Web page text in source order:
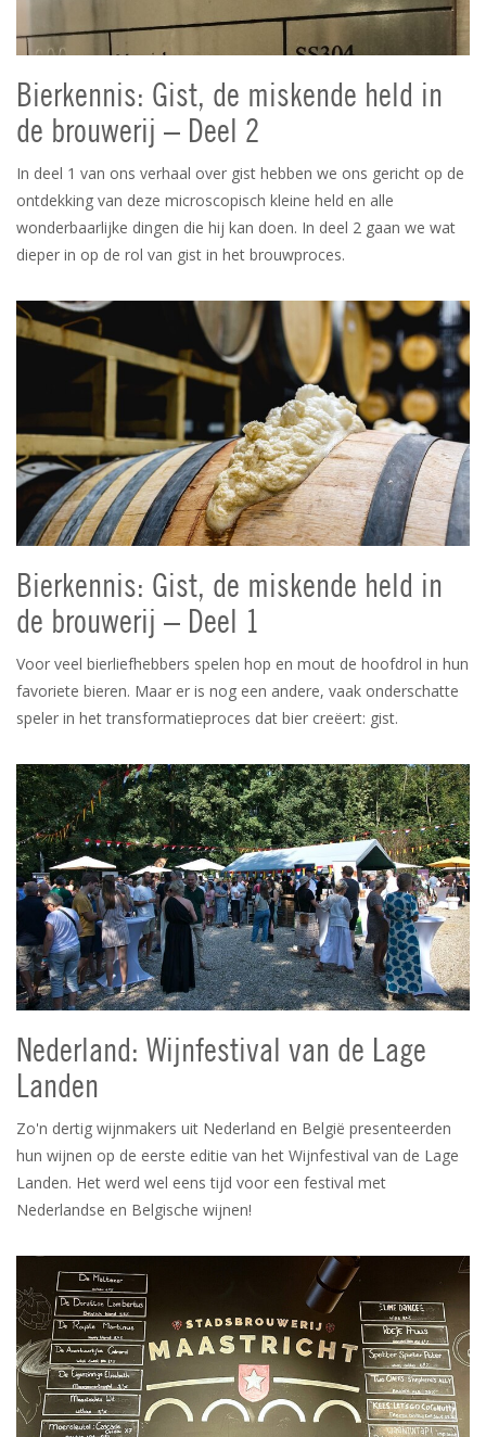
Bierkennis: Gist, de miskende held in
de brouwerij – Deel 2
In deel 1 van ons verhaal over gist hebben we ons gericht op de
ontdekking van deze microscopisch kleine held en alle
wonderbaarlijke dingen die hij kan doen. In deel 2 gaan we wat
dieper in op de rol van gist in het brouwproces.
Bierkennis: Gist, de miskende held in
de brouwerij – Deel 1
Voor veel bierliefhebbers spelen hop en mout de hoofdrol in hun
favoriete bieren. Maar er is nog een andere, vaak onderschatte
speler in het transformatieproces dat bier creëert: gist.
Nederland: Wijnfestival van de Lage
Landen
Zo'n dertig wijnmakers uit Nederland en België presenteerden
hun wijnen op de eerste editie van het Wijnfestival van de Lage
Landen. Het werd wel eens tijd voor een festival met
Nederlandse en Belgische wijnen!